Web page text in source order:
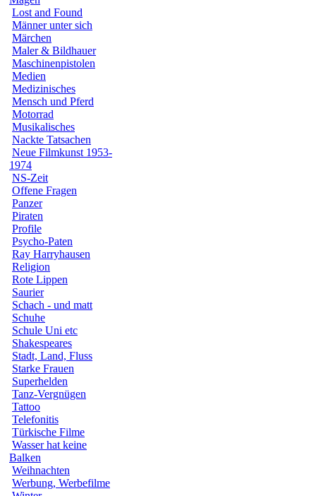
Lost and Found
Männer unter sich
Märchen
Maler & Bildhauer
Maschinenpistolen
Medien
Medizinisches
Mensch und Pferd
Motorrad
Musikalisches
Nackte Tatsachen
Neue Filmkunst 1953-
1974
NS-Zeit
Offene Fragen
Panzer
Piraten
Profile
Psycho-Paten
Ray Harryhausen
Religion
Rote Lippen
Saurier
Schach - und matt
Schuhe
Schule Uni etc
Shakespeares
Stadt, Land, Fluss
Starke Frauen
Superhelden
Tanz-Vergnügen
Tattoo
Telefonitis
Türkische Filme
Wasser hat keine
Balken
Weihnachten
Werbung, Werbefilme